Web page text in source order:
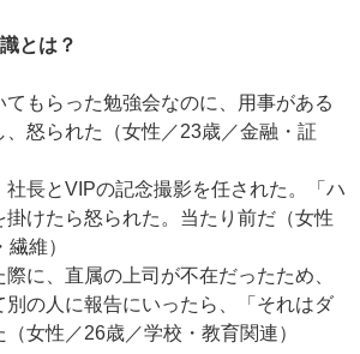
とは？
てもらった勉強会なのに、用事がある
怒られた（女性／23歳／金融・証
社長とVIPの記念撮影を任された。「ハ
掛けたら怒られた。当たり前だ（女性
維）
際に、直属の上司が不在だったため、
別の人に報告にいったら、「それはダ
女性／26歳／学校・教育関連）